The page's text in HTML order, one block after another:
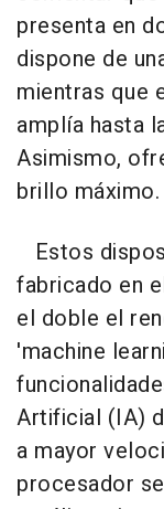
presenta en
dispone de
mientras que
amplía hasta
Asimismo,
brillo máximo.
Estos
fabricado en
el doble el
'machine
Artificial (IA)
a mayor
procesador